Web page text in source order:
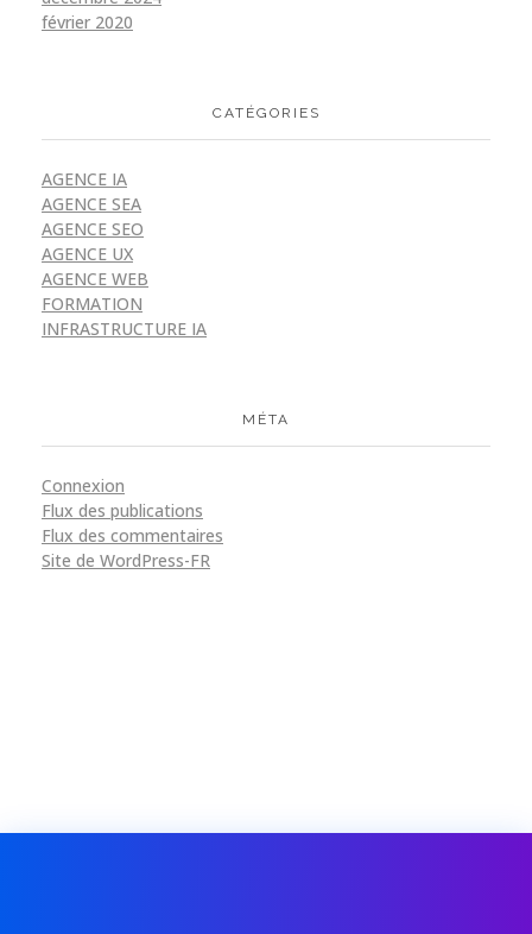
février 2020
CATÉGORIES
AGENCE IA
AGENCE SEA
AGENCE SEO
AGENCE UX
AGENCE WEB
FORMATION
INFRASTRUCTURE IA
MÉTA
Connexion
Flux des publications
Flux des commentaires
Site de WordPress-FR